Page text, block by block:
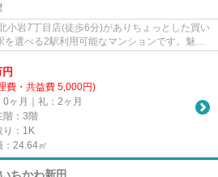
小岩7丁目店(徒歩6分)がありちょっとした買い
選べる2駅利用可能なマンションです。魅力
円
費・共益費 5,000円)
0ヶ月｜礼：2ヶ月
階：3階
り：1K
：24.64㎡